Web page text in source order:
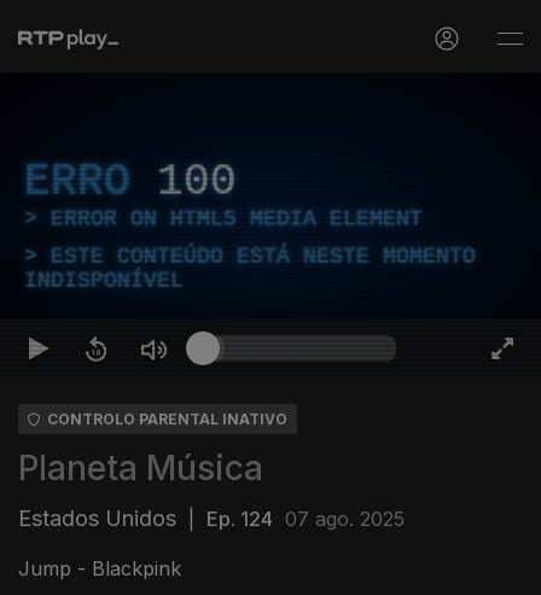
ERRO 100
ERROR ON HTML5 MEDIA ELEMENT
ESTE CONTEÚDO ESTÁ NESTE MOMENTO
INDISPONÍVEL
CONTROLO PARENTAL INATIVO
Planeta Música
Estados Unidos Ep. 124 07 ago. 2025
Jump - Blackpink